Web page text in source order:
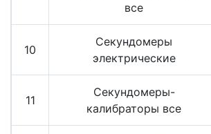
все
10
Секундомеры
электрические
11
Секундомеры-
калибраторы все